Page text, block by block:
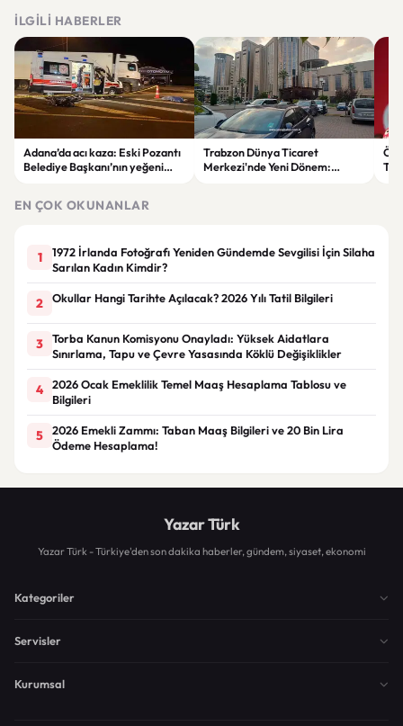
İLGILI HABERLER
Adana’da acı kaza: Eski Pozantı
Belediye Başkanı’nın yeğeni
Trabzon Dünya Ticaret
Merkezi'nde Yeni Dönem:
EN ÇOK OKUNANLAR
1
1972 İrlanda Fotoğrafı Yeniden Gündemde Sevgilisi İçin Silaha
Sarılan Kadın Kimdir?
2 Okullar Hangi Tarihte Açılacak? 2026 Yılı Tatil Bilgileri
3
Torba Kanun Komisyonu Onayladı: Yüksek Aidatlara
Sınırlama, Tapu ve Çevre Yasasında Köklü Değişiklikler
4
2026 Ocak Emeklilik Temel Maaş Hesaplama Tablosu ve
Bilgileri
5
2026 Emekli Zammı: Taban Maaş Bilgileri ve 20 Bin Lira
Ödeme Hesaplama!
Yazar Türk
Yazar Türk - Türkiye'den son dakika haberler, gündem, siyaset, ekonomi
Kategoriler
Servisler
Kurumsal